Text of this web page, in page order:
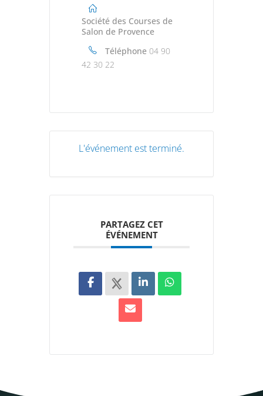
Société des Courses de
Salon de Provence
Téléphone 04 90
42 30 22
L'événement est terminé.
PARTAGEZ CET
ÉVÉNEMENT